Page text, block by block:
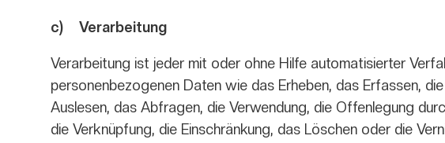
c) Verarbeitung
Verarbeitung ist jeder mit oder ohne Hilfe automatisierter
personenbezogenen Daten wie das Erheben, das Erfassen,
Auslesen, das Abfragen, die Verwendung, die Offenlegung
die Verknüpfung, die Einschränkung, das Löschen oder die